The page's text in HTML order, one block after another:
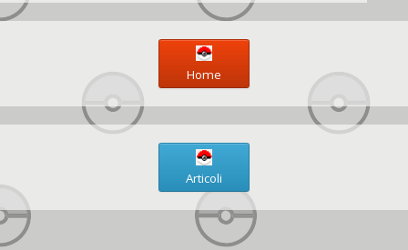
Home
Articoli